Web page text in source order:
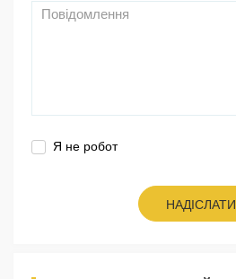
Я не робот
НАДІСЛАТИ